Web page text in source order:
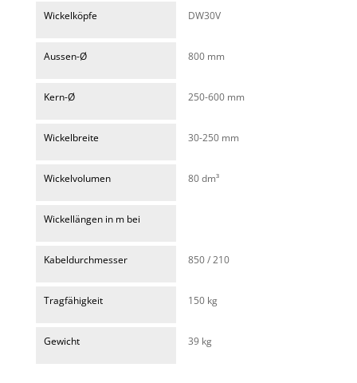
Wickelköpfe DW30V
Aussen-Ø 800 mm
Kern-Ø 250-600 mm
Wickelbreite 30-250 mm
Wickelvolumen 80 dm³
Wickellängen in m bei
Kabeldurchmesser 850 / 210
Tragfähigkeit 150 kg
Gewicht 39 kg